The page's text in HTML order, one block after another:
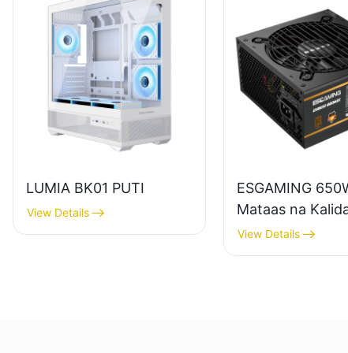
LUMIA BK01 PUTI
View Details
ESGAMING
Mataas na
na Kahusayan
Module 80+
View Details